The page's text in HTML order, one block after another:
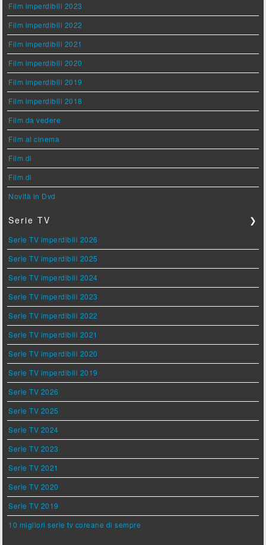
Film imperdibili 2023
Film imperdibili 2022
Film imperdibili 2021
Film imperdibili 2020
Film imperdibili 2019
Film imperdibili 2018
Film da vedere
Film al cinema
Film di
Film di
Novità in Dvd
Serie TV ❯
Serie TV imperdibili 2026
Serie TV imperdibili 2025
Serie TV imperdibili 2024
Serie TV imperdibili 2023
Serie TV imperdibili 2022
Serie TV imperdibili 2021
Serie TV imperdibili 2020
Serie TV imperdibili 2019
Serie TV 2026
Serie TV 2025
Serie TV 2024
Serie TV 2023
Serie TV 2021
Serie TV 2020
Serie TV 2019
10 migliori serie tv coreane di sempre